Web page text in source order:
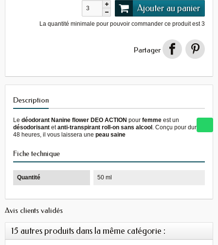
Ajouter au panier
La quantité minimale pour pouvoir commander ce produit est3
Partager
Description
Le déodorant Nanine flower DEO ACTION pour femme est un
désodorisant etanti-transpirant roll-on sans alcool . Conçu pour durer
48 heures, il vous laissera une peau saine
Fiche technique
Quantité 50 ml
Avis clients validés
15 autres produits dans la même catégorie :